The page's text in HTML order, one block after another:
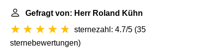
Gefragt von: Herr Roland Kühn
sternezahl: 4.7/5 (35
sternebewertungen)